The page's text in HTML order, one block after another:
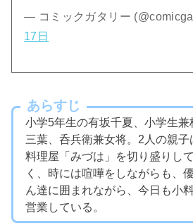
— コミックガタリー
17日
あらすじ
小学5年生の有坂千夏、小学生兼
三葉、呑兵衛兼女将。2人の親
料理屋「みづは」を切り盛りし
く、時には喧嘩をしながらも、
ん達に囲まれながら、今日も小
営業している。